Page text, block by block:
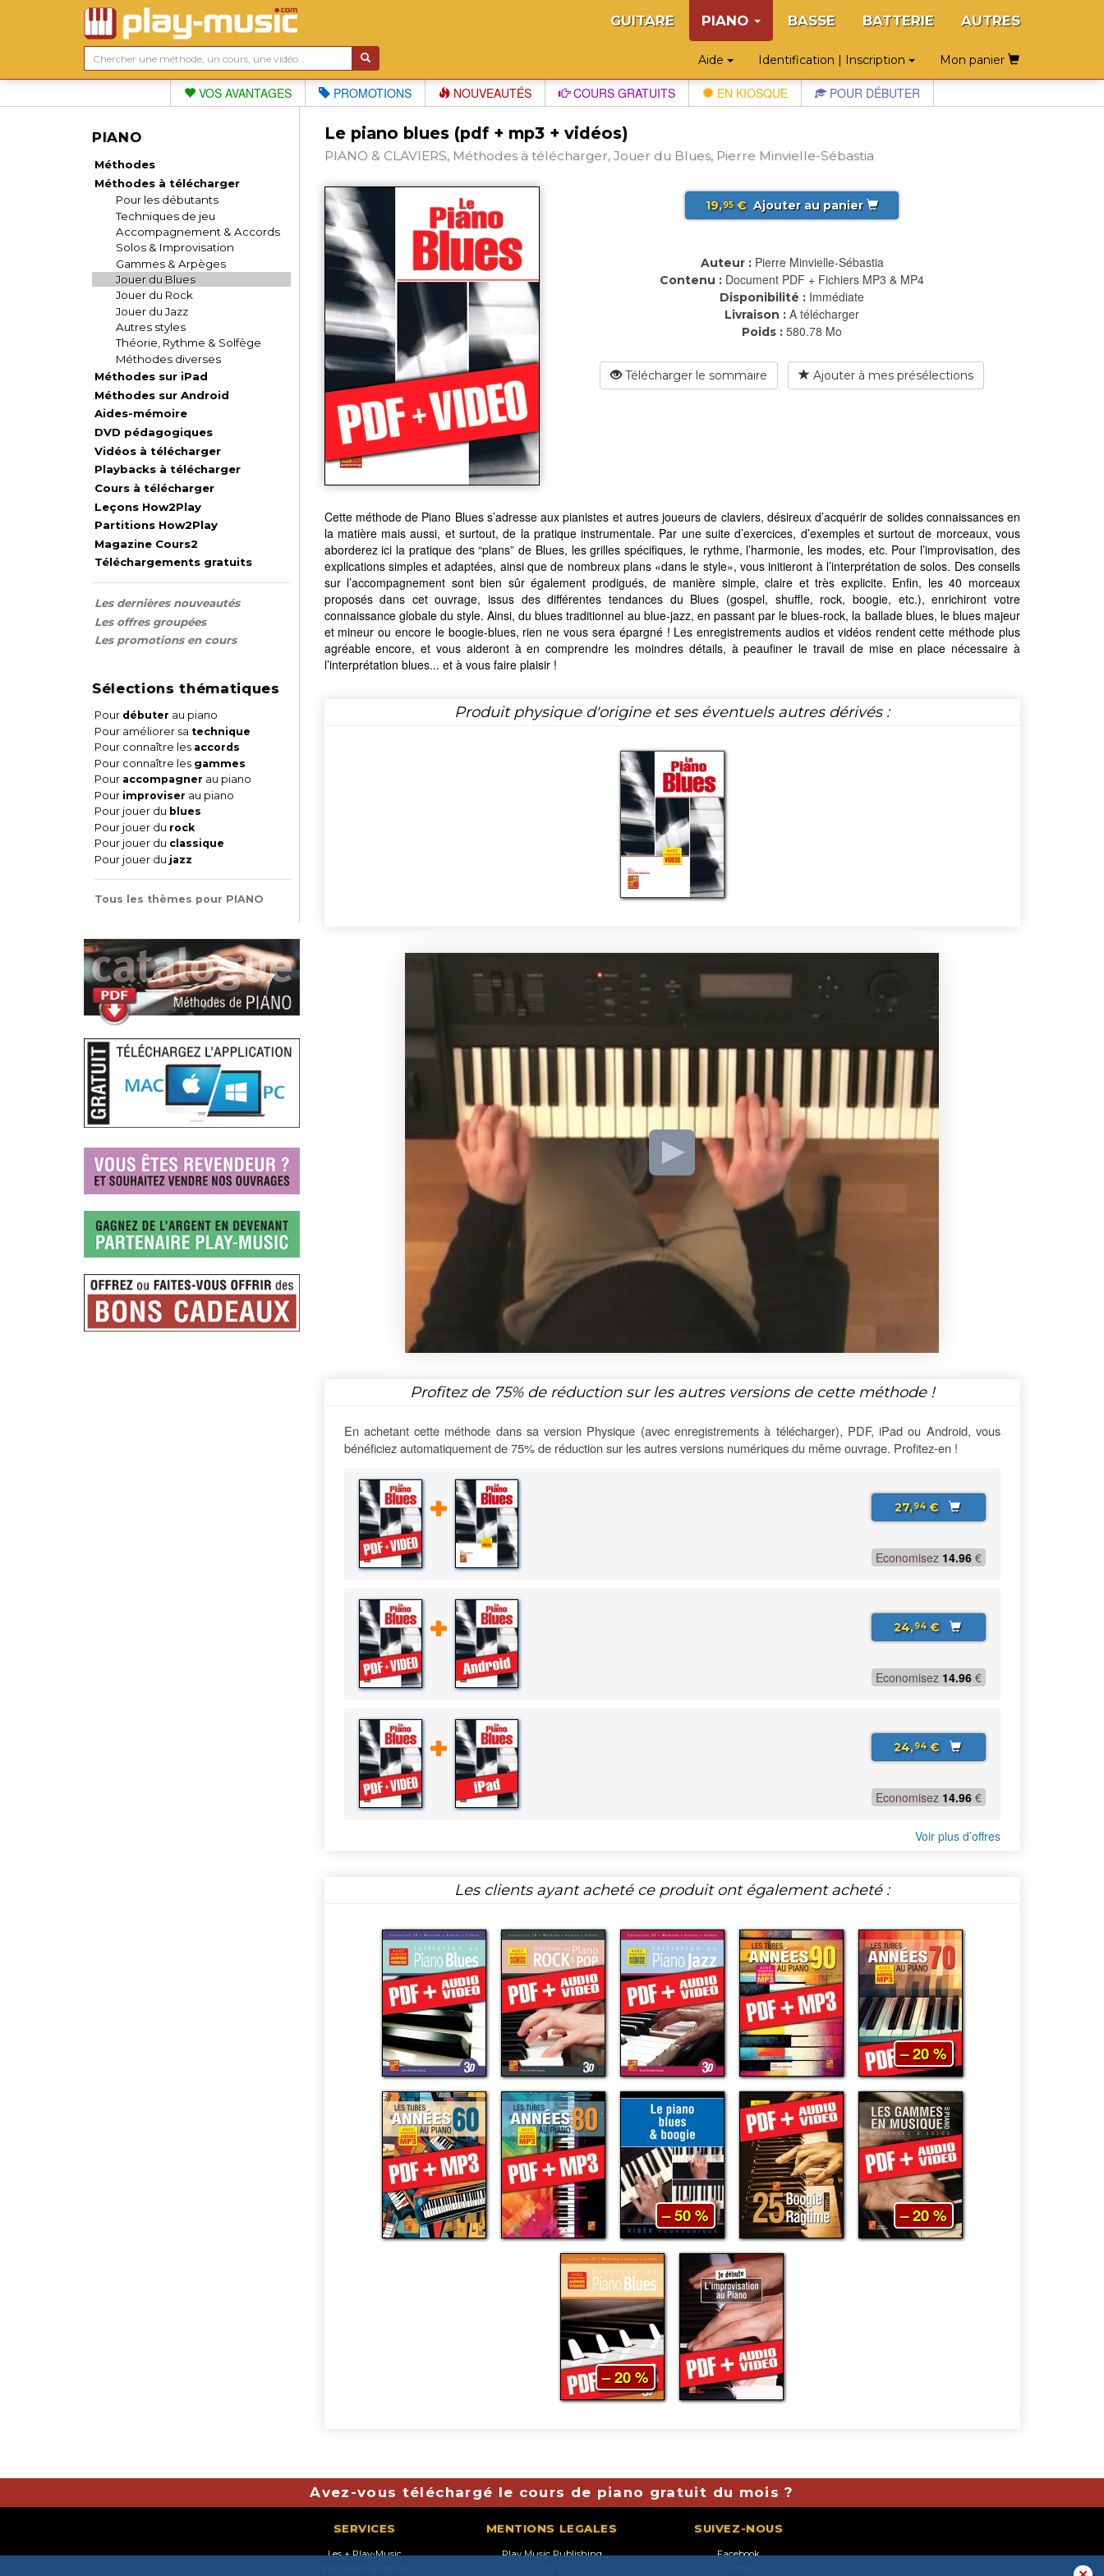
GUITARE PIANO BASSE BATTERIE AUTRES
Aide Identification | Inscription Mon panier
VOS AVANTAGES PROMOTIONS NOUVEAUTÉS COURS GRATUITS EN KIOSQUE POUR DÉBUTER
PIANO
Méthodes
Méthodes à télécharger
Pour les débutants
Techniques de jeu
Accompagnement & Accords
Solos & Improvisation
Gammes & Arpèges
Jouer du Blues
Jouer du Rock
Jouer du Jazz
Autres styles
Théorie, Rythme & Solfège
Méthodes diverses
Méthodes sur iPad
Méthodes sur Android
Aides-mémoire
DVD pédagogiques
Vidéos à télécharger
Playbacks à télécharger
Cours à télécharger
Leçons How2Play
Partitions How2Play
Magazine Cours2
Téléchargements gratuits
Les dernières nouveautés
Les offres groupées
Les promotions en cours
Sélections thématiques
Pour débuter au piano
Pour améliorer sa technique
Pour connaître les accords
Pour connaître les gammes
Pour accompagner au piano
Pour improviser au piano
Pour jouer du blues
Pour jouer du rock
Pour jouer du classique
Pour jouer du jazz
Tous les thèmes pour PIANO
Le piano blues (pdf + mp3 + vidéos)
PIANO & CLAVIERS, Méthodes à télécharger, Jouer du Blues, Pierre Minvielle-Sébastia
19,95€ Ajouter au panier
Auteur : Pierre Minvielle-Sébastia
Contenu : Document PDF + Fichiers MP3 & MP4
Disponibilité : Immédiate
Livraison : A télécharger
Poids : 580.78 Mo
Télécharger le sommaire Ajouter à mes présélections
Cette méthode de Piano Blues s’adresse aux pianistes et autres joueurs de claviers, désireux d’acquérir de solides connaissances en
la matière mais aussi, et surtout, de la pratique instrumentale. Par une suite d’exercices, d’exemples et surtout de morceaux, vous
aborderez ici la pratique des “plans” de Blues, les grilles spécifiques, le rythme, l’harmonie, les modes, etc. Pour l’improvisation, des
explications simples et adaptées, ainsi que de nombreux plans «dans le style», vous initieront à l’interprétation de solos. Des conseils
sur l’accompagnement sont bien sûr également prodigués, de manière simple, claire et très explicite. Enfin, les 40 morceaux
proposés dans cet ouvrage, issus des différentes tendances du Blues (gospel, shuffle, rock, boogie, etc.), enrichiront votre
connaissance globale du style. Ainsi, du blues traditionnel au blue-jazz, en passant par le blues-rock, la ballade blues, le blues majeur
et mineur ou encore le boogie-blues, rien ne vous sera épargné ! Les enregistrements audios et vidéos rendent cette méthode plus
agréable encore, et vous aideront à en comprendre les moindres détails, à peaufiner le travail de mise en place nécessaire à
l’interprétation blues... et à vous faire plaisir !
Produit physique d'origine et ses éventuels autres dérivés :
Profitez de 75%de réduction sur les autres versions de cette méthode !
En achetant cette méthode dans sa version Physique (avec enregistrements à télécharger), PDF, iPad ou Android, vous
bénéficiez automatiquement de 75% de réduction sur les autres versions numériques du même ouvrage. Profitez-en !
27,94€
Economisez 14.96 €
24,94€
Economisez 14.96 €
24,94€
Economisez 14.96 €
Voir plus d’offres
Les clients ayant acheté ce produit ont également acheté :
– 20 %
– 50 % – 20 %
– 20 %
Avez-vous téléchargé le cours de piano gratuit du mois ?
SERVICES
Les + Play-Music
MENTIONS LEGALES
Play Music Publishing
SUIVEZ-NOUS
Facebook